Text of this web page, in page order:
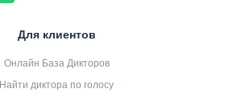
Для клиентов
Онлайн База Дикторов
Найти диктора по голосу